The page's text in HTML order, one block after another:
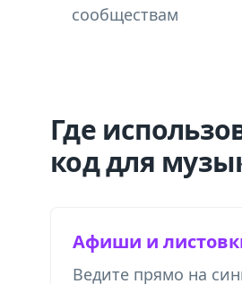
сообществам
Где
код для
Афиши и
Ведите прямо на